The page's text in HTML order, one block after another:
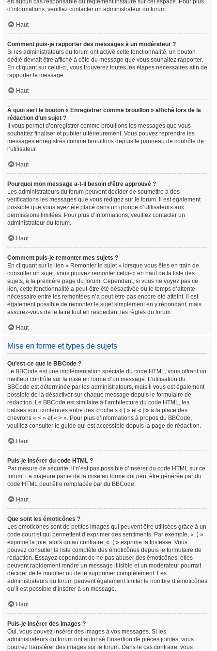
en aucun cas responsable du règlement instauré sur cet espace. Pour plus
d’informations, veuillez contacter un administrateur du forum.
Haut
Comment puis-je rapporter des messages à un modérateur ?
Si les administrateurs du forum ont activé cette fonctionnalité, un bouton
dédié devrait être affiché à côté du message que vous souhaitez rapporter.
En cliquant sur celui-ci, vous trouverez toutes les étapes nécessaires afin de
rapporter le message.
Haut
À quoi sert le bouton « Enregistrer comme brouillon » affiché lors de la
rédaction d’un sujet ?
Il vous permet d’enregistrer comme brouillons les messages que vous
souhaitez finaliser et publier ultérieurement. Vous pouvez reprendre les
messages enregistrés comme brouillons depuis le panneau de contrôle de
l’utilisateur.
Haut
Pourquoi mon message a-t-il besoin d’être approuvé ?
Les administrateurs du forum peuvent décider de soumettre à des
vérifications les messages que vous rédigez sur le forum. Il est également
possible que vous ayez été placé dans un groupe d’utilisateurs aux
permissions limitées. Pour plus d’informations, veuillez contacter un
administrateur du forum.
Haut
Comment puis-je remonter mes sujets ?
En cliquant sur le lien « Remonter le sujet » lorsque vous êtes en train de
consulter un sujet, vous pouvez remonter celui-ci en haut de la liste des
sujets, à la première page du forum. Cependant, si vous ne voyez pas ce
lien, cette fonctionnalité a peut-être été désactivée ou le temps d’attente
nécessaire entre les remontées n’a peut-être pas encore été atteint. Il est
également possible de remonter le sujet simplement en y répondant, mais
assurez-vous de le faire tout en respectant les règles du forum.
Haut
Mise en forme et types de sujets
Qu’est-ce que le BBCode ?
Le BBCode est une implémentation spéciale du code HTML, vous offrant un
meilleur contrôle sur la mise en forme d’un message. L’utilisation du
BBCode est déterminée par les administrateurs, mais il vous est également
possible de la désactiver sur chaque message depuis le formulaire de
rédaction. Le BBCode est similaire à l’architecture du code HTML, les
balises sont contenues entre des crochets « [ » et « ] » à la place des
chevrons « < » et « > ». Pour plus d’informations à propos du BBCode,
veuillez consulter le guide qui est accessible depuis la page de rédaction.
Haut
Puis-je insérer du code HTML ?
Par mesure de sécurité, il n’est pas possible d’insérer du code HTML sur ce
forum. La majeure partie de la mise en forme qui peut être générée par du
code HTML peut être remplacée par du BBCode.
Haut
Que sont les émoticônes ?
Les émoticônes sont de petites images qui peuvent être utilisées grâce à un
code court et qui permettent d’exprimer des sentiments. Par exemple, « :) »
exprime la joie, alors qu’au contraire, « :( » exprime la tristesse. Vous
pouvez consulter la liste complète des émoticônes depuis le formulaire de
rédaction. Essayez cependant de ne pas abuser des émoticônes, elles
peuvent rapidement rendre un message illisible et un modérateur pourrait
décider de le modifier ou de le supprimer complètement. Les
administrateurs du forum peuvent également limiter le nombre d’émoticônes
qu’il est possible d’insérer à un message.
Haut
Puis-je insérer des images ?
Oui, vous pouvez insérer des images à vos messages. Si les
administrateurs du forum ont autorisé l’insertion de pièces jointes, vous
pourrez transférer des images sur le forum. Dans le cas contraire, vous